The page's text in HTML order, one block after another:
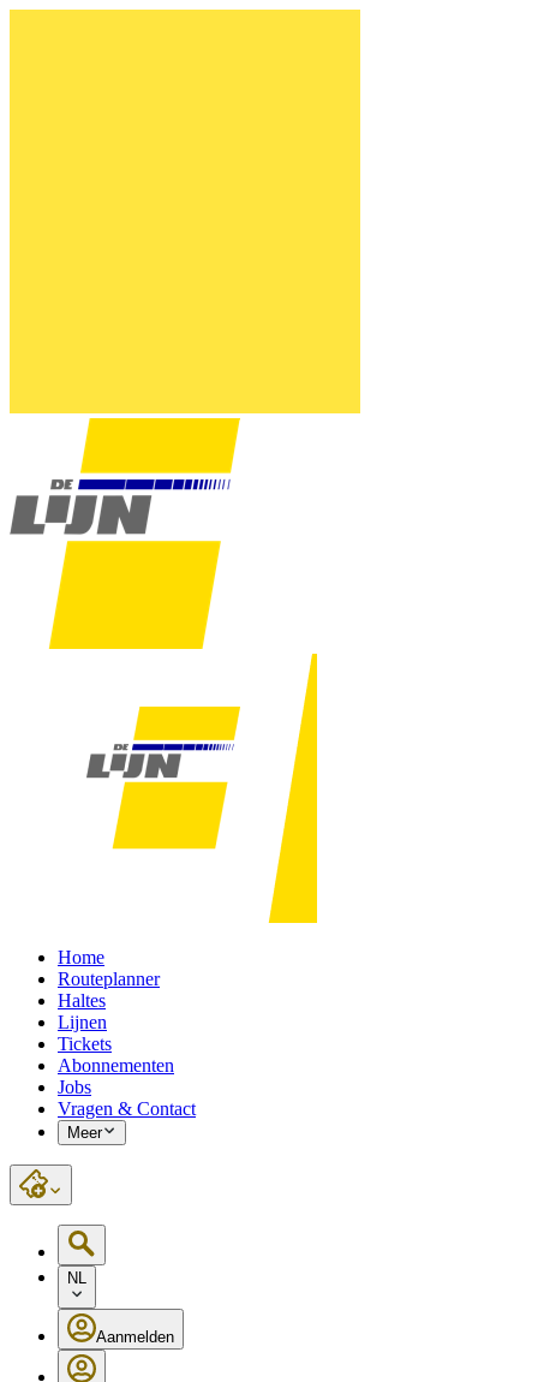
Home
Routeplanner
Haltes
Lijnen
Tickets
Abonnementen
Jobs
Vragen & Contact
Meer
NL
Aanmelden